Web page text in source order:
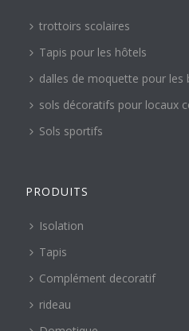
trottoirs scolaires
Tapis pour les hôtels
dalles de moquette pour les
sols décoratifs pour locaux
Sols sportifs
PRODUITS
Isolation
Tapis
Complément decoratif
rideau